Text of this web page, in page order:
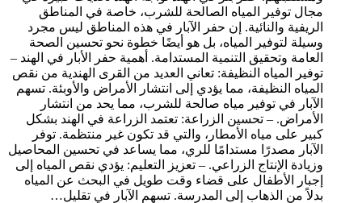
مجال توفير المياه الصالحة للشرب، خاصة في المناطق
الريفية والنائية. إن حفر الآبار في هذه المناطق ليس مجرد
وسيلة لتوفير المياه، بل هو أيضًا خطوة نحو تحسين الصحة
العامة وتحقيق التنمية المستدامة. أهمية حفر الأبار في الهند –
توفير المياه النظيفة: تعاني العديد من القرى الهندية من نقص
المياه النظيفة، مما يؤدي إلى انتشار الأمراض والأوبئة. تسهم
الآبار في توفير مياه صالحة للشرب، مما يحد من انتشار
الأمراض. – تحسين الزراعة: تعتمد الزراعة في الهند بشكل
كبير على مياه الأمطار، والتي قد تكون غير منتظمة. توفر
الآبار مصدرًا مستدامًا للري، مما يساعد في تحسين المحاصيل
وزيادة الإنتاج الزراعي. – تعزيز التعليم: يؤدي نقص المياه إلى
إجبار الأطفال على قضاء وقت طويل في البحث عن المياه
بدلاً من الذهاب إلى المدرسة. تسهم الآبار في تقليل…